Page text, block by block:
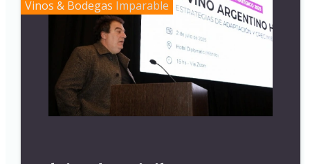
Vinos & Bodegas Imparable